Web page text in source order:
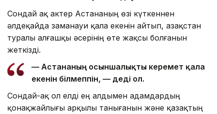
Сондай ақ актер Астананың өзі күткеннен
әлдеқайда заманауи қала екенін айтып, Қазақстан
туралы алғашқы әсерінің өте жақсы болғанын
жеткізді.
— Астананың осыншалықты керемет қала
екенін білмеппін, — деді ол.
Сондай-ақ ол елді ең алдымен адамдардың
қонақжайлығы арқылы танығанын және қазақтың